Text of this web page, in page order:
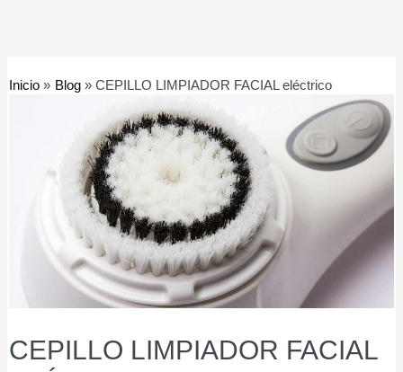
Inicio Blog CEPILLO LIMPIADOR FACIAL eléctrico
CEPILLO LIMPIADOR FACIAL